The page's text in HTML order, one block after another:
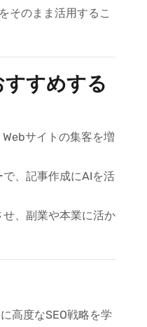
そのまま活用するこ
すめする
サイトの集客を増
、記事作成にAIを活
、副業や本業に活か
高度なSEO戦略を学